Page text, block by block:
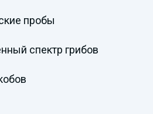
пробы
спектр грибов